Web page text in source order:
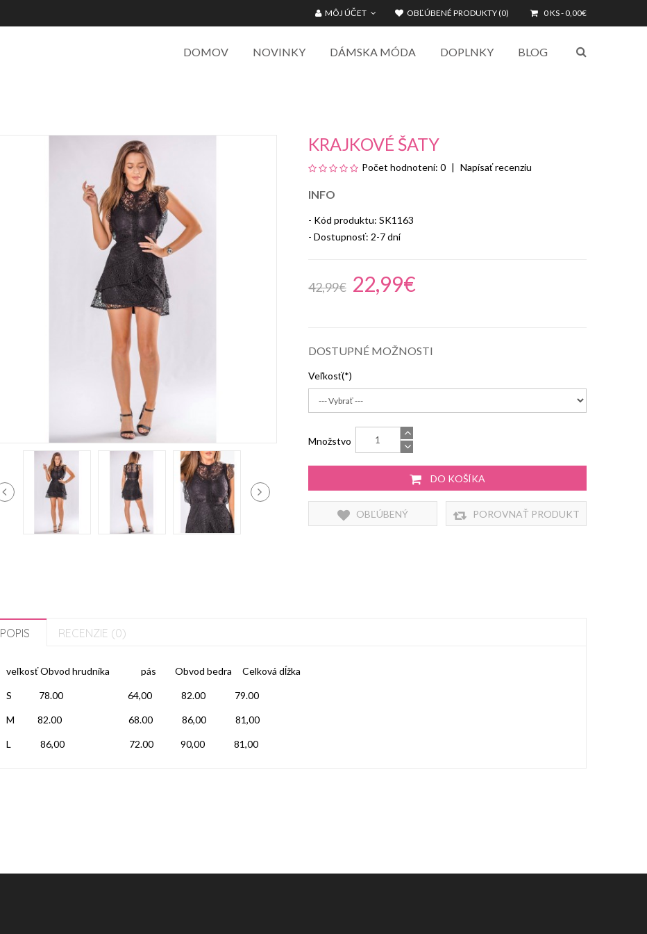
0 KS - 0,00€
MÔJ ÚČET OBĽÚBENÉ PRODUKTY (0)
DOMOV NOVINKY DÁMSKA MÓDA DOPLNKY BLOG
KRAJKOVÉ ŠATY
Počet hodnotení: 0 Napísať recenziu
INFO
- Kód produktu: SK1163
- Dostupnosť: 2-7 dní
42,99€ 22,99€
DOSTUPNÉ MOŽNOSTI
Veľkosť
Množstvo
DO KOŠÍKA
OBĽÚBENÝ POROVNAŤ PRODUKT
POPIS RECENZIE (0)
veľkosť Obvod hrudníka pás Obvod bedra Celková dĺžka
S 78.00 64,00 82.00 79.00
M 82.00 68.00 86,00 81,00
L 86,00 72.00 90,00 81,00